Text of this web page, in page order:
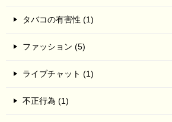
タバコの有害性 (1)
ファッション (5)
ライブチャット (1)
不正行為 (1)